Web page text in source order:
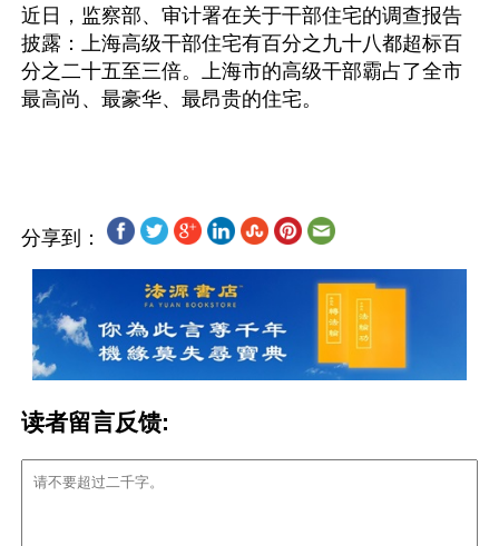
近日，监察部、审计署在关于干部住宅的调查报告
披露：上海高级干部住宅有百分之九十八都超标百
分之二十五至三倍。上海市的高级干部霸占了全市
最高尚、最豪华、最昂贵的住宅。
分享到：
读者留言反馈: